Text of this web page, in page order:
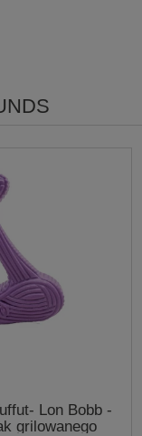
Lon Bobb -
grilowanego